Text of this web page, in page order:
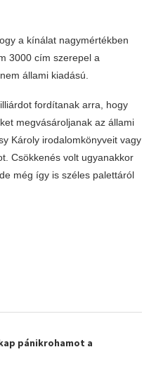
a kínálat nagymértékben
3000 cím szerepel a
állami kiadású.
fordítanak arra, hogy
megvásároljanak az állami
Károly irodalomkönyveit vagy
Csökkenés volt ugyanakkor
még így is széles palettáról
pánikrohamot a